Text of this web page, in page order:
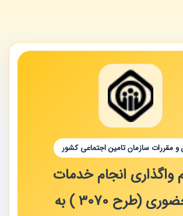
و مقررات سازمان تامین اجتماعی کشور
واگذاری انجام خدمات
غیرحضوری (طرح 3070 ) به